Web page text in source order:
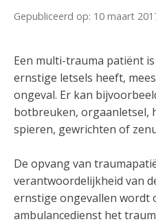
Gepubliceerd op: 10 maart
Een multi-trauma patiënt
ernstige letsels heeft,
ongeval. Er kan
botbreuken, orgaanletsel,
spieren, gewrichten of
De opvang van
verantwoordelijkheid van
ernstige ongevallen wordt
ambulancedienst het